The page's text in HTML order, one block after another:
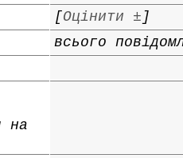
[Оцінити ± ]
всього
на